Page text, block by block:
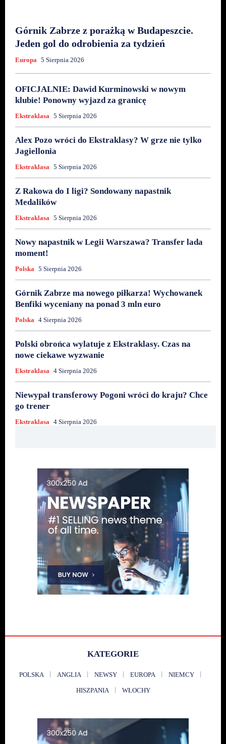
Górnik Zabrze z porażką w Budapeszcie.
Jeden gol do odrobienia za tydzień
Europa 5 Sierpnia 2026
OFICJALNIE: Dawid Kurminowski w nowym
klubie! Ponowny wyjazd za granicę
Ekstraklasa 5 Sierpnia 2026
Alex Pozo wróci do Ekstraklasy? W grze nie tylko
Jagiellonia
Ekstraklasa 5 Sierpnia 2026
Z Rakowa do I ligi? Sondowany napastnik
Medalików
Ekstraklasa 5 Sierpnia 2026
Nowy napastnik w Legii Warszawa? Transfer lada
moment!
Polska 5 Sierpnia 2026
Górnik Zabrze ma nowego piłkarza! Wychowanek
Benfiki wyceniany na ponad 3 mln euro
Polska 4 Sierpnia 2026
Polski obrońca wylatuje z Ekstraklasy. Czas na
nowe ciekawe wyzwanie
Ekstraklasa 4 Sierpnia 2026
Niewypał transferowy Pogoni wróci do kraju? Chce
go trener
Ekstraklasa 4 Sierpnia 2026
KATEGORIE
POLSKA ANGLIA NEWSY EUROPA NIEMCY
HISZPANIA WŁOCHY